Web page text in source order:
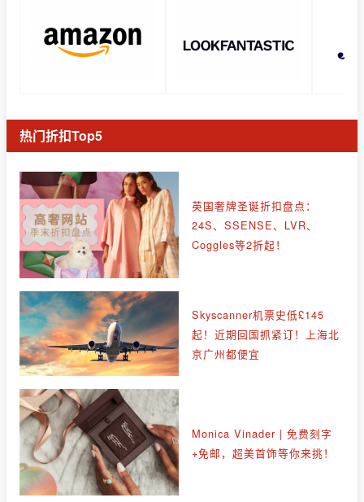
热门折扣Top5
英国奢牌圣诞折扣盘点：
24S、SSENSE、LVR、
Coggles等2折起！
Skyscanner机票史低£145
起！近期回国抓紧订！上海北
京广州都便宜
Monica Vinader | 免费刻字
+免邮，超美首饰等你来挑！